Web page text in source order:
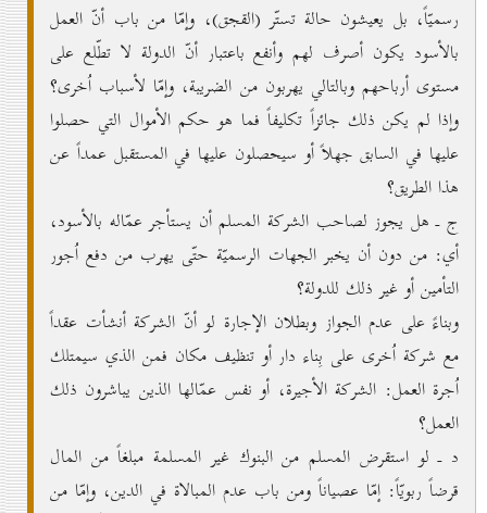
رسميّاً، بل يعيشون حالة تستّر (القجق)، وإمّا من باب أنّ العمل
بالأسود يكون أصرف لهم وأنفع باعتبار أنّ الدولة لا تطّلع على
مستوى أرباحهم وبالتالي يهربون من الضريبة، وإمّا لأسباب اُخرى؟
وإذا لم يكن ذلك جائزاً تكليفاً فما هو حكم الأموال التي حصلوا
عليها في السابق جهلاً أو سيحصلون عليها في المستقبل عمداً عن
هذا الطريق؟
ج ـ هل يجوز لصاحب الشركة المسلم أن يستأجر عمّاله بالأسود،
أي: من دون أن يخبر الجهات الرسميّة حتّى يهرب من دفع اُجور
التأمين أو غير ذلك للدولة؟
وبناءً على عدم الجواز وبطلان الإجارة لو أنّ الشركة أنشأت عقداً
مع شركة اُخرى على بِناء دار أو تنظيف مكان فمن الذي سيمتلك
اُجرة العمل: الشركة الأجيرة، أو نفس عمّالها الذين يباشرون ذلك
العمل؟
د ـ لو استقرض المسلم من البنوك غير المسلمة مبلغاً من المال
قرضاً ربويّاً: إمّا عصياناً ومن باب عدم المبالاة في الدين، وإمّا من